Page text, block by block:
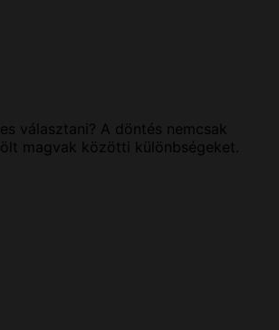
választani? A döntés nemcsak
magvak közötti különbségeket.